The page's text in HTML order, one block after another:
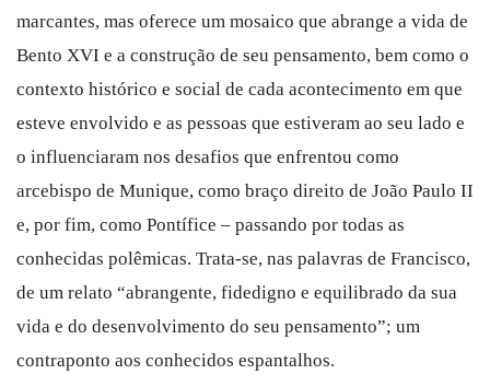
marcantes, mas oferece um mosaico que abrange a vida de
Bento XVI e a construção de seu pensamento, bem como o
contexto histórico e social de cada acontecimento em que
esteve envolvido e as pessoas que estiveram ao seu lado e
o influenciaram nos desafios que enfrentou como
arcebispo de Munique, como braço direito de João Paulo II
e, por fim, como Pontífice – passando por todas as
conhecidas polêmicas. Trata-se, nas palavras de Francisco,
de um relato “abrangente, fidedigno e equilibrado da sua
vida e do desenvolvimento do seu pensamento”; um
contraponto aos conhecidos espantalhos.